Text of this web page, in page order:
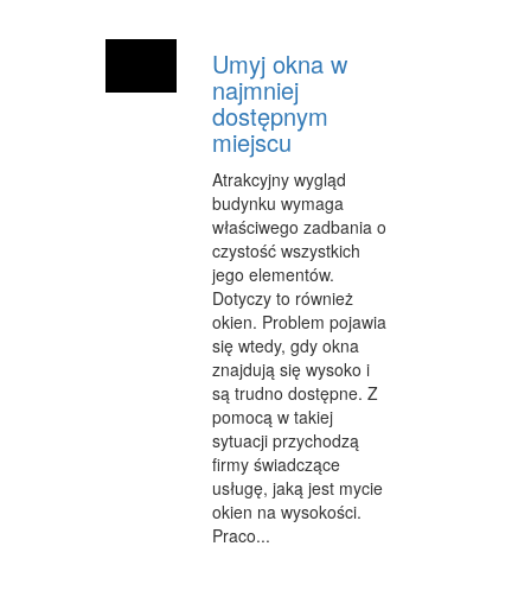
Umyj okna w
najmniej
dostępnym
miejscu
Atrakcyjny wygląd
budynku wymaga
właściwego zadbania o
czystość wszystkich
jego elementów.
Dotyczy to również
okien. Problem pojawia
się wtedy, gdy okna
znajdują się wysoko i
są trudno dostępne. Z
pomocą w takiej
sytuacji przychodzą
firmy świadczące
usługę, jaką jest mycie
okien na wysokości.
Praco...